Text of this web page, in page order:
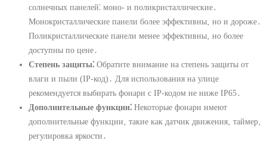
солнечных панелей⁚ моно- и поликристаллические․
Монокристаллические панели более эффективны‚ но и дороже․
Поликристаллические панели менее эффективны‚ но более
доступны по цене․
Степень защиты⁚ Обратите внимание на степень защиты от
влаги и пыли (IP-код)․ Для использования на улице
рекомендуется выбирать фонари с IP-кодом не ниже IP65․
Дополнительные функции⁚ Некоторые фонари имеют
дополнительные функции‚ такие как датчик движения‚ таймер‚
регулировка яркости․